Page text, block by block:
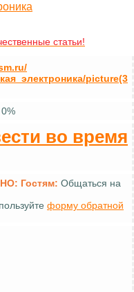
статьи!
picture(3
во время
Гостям: Общаться на
форму обратной